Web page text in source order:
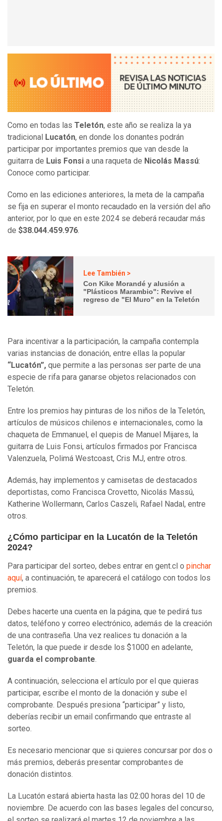
Como en todas las Teletón, este año se realiza la ya
tradicional Lucatón, en donde los donantes podrán
participar por importantes premios que van desde la
guitarra de Luis Fonsi a una raqueta de Nicolás Massú:
Conoce como participar.
Como en las ediciones anteriores, la meta de la campaña
se fija en superar el monto recaudado en la versión del año
anterior, por lo que en este 2024 se deberá recaudar más
de $38.044.459.976.
Lee También >
Con Kike Morandé y alusión a
"Plásticos Marambio": Revive el
regreso de "El Muro" en la Teletón
Para incentivar a la participación, la campaña contempla
varias instancias de donación, entre ellas la popular
“Lucatón”, que permite a las personas ser parte de una
especie de rifa para ganarse objetos relacionados con
Teletón.
Entre los premios hay pinturas de los niños de la Teletón,
artículos de músicos chilenos e internacionales, como la
chaqueta de Emmanuel, el quepis de Manuel Mijares, la
guitarra de Luis Fonsi, artículos firmados por Francisca
Valenzuela, Polimá Westcoast, Cris MJ, entre otros.
Además, hay implementos y camisetas de destacados
deportistas, como Francisca Crovetto, Nicolás Massú,
Katherine Wollermann, Carlos Caszeli, Rafael Nadal, entre
otros.
¿Cómo participar en la Lucatón de la Teletón
2024?
Para participar del sorteo, debes entrar en gent.cl o pinchar
aquí, a continuación, te aparecerá el catálogo con todos los
premios.
Debes hacerte una cuenta en la página, que te pedirá tus
datos, teléfono y correo electrónico, además de la creación
de una contraseña. Una vez realices tu donación a la
Teletón, la que puede ir desde los $1000 en adelante,
guarda el comprobante.
A continuación, selecciona el artículo por el que quieras
participar, escribe el monto de la donación y sube el
comprobante. Después presiona “participar” y listo,
deberías recibir un email confirmando que entraste al
sorteo.
Es necesario mencionar que si quieres concursar por dos o
más premios, deberás presentar comprobantes de
donación distintos.
La Lucatón estará abierta hasta las 02:00 horas del 10 de
noviembre. De acuerdo con las bases legales del concurso,